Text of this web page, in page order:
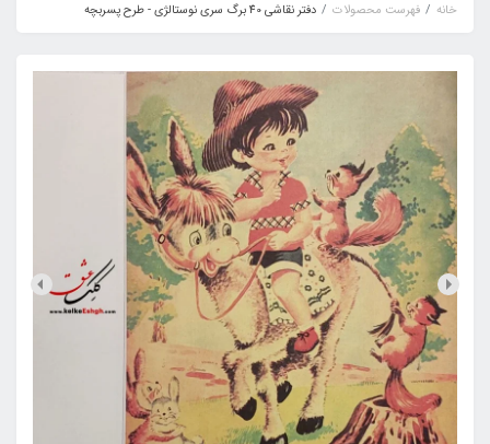
خانه فهرست محصولات دفتر نقاشی 40 برگ سری نوستالژی - طرح پسربچه